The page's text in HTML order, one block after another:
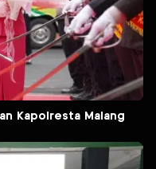
Kapolresta Malang